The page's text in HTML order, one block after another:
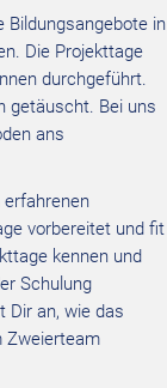
Bildungsangebote in
Die Projekttage
durchgeführt.
getäuscht. Bei uns
ans
erfahrenen
vorbereitet und fit
kennen und
Schulung
Dir an, wie das
Zweierteam